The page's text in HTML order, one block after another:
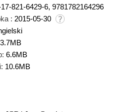
821-6429-6, 9781782164296
: 2015-05-30
3.7MB
6.6MB
10.6MB